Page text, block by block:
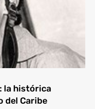
la histórica
del Caribe